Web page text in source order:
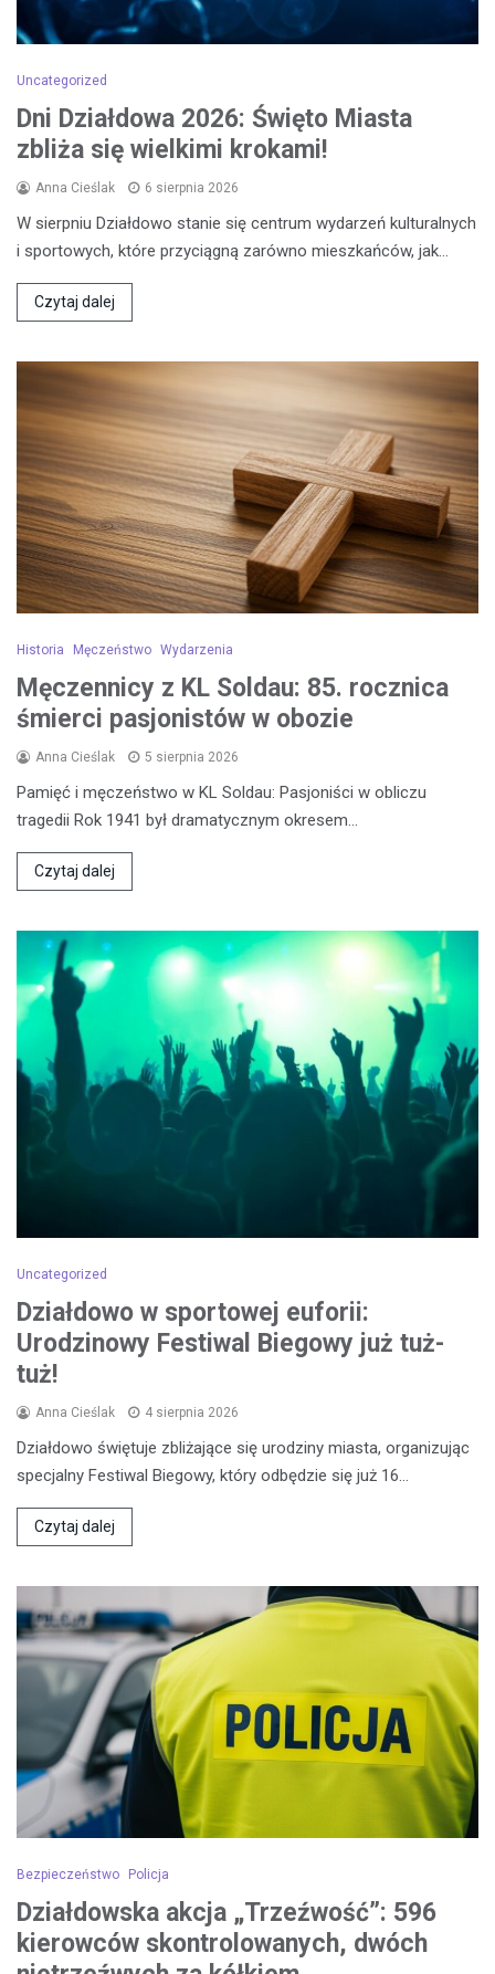
Uncategorized
Dni Działdowa 2026: Święto Miasta
zbliża się wielkimi krokami!
Anna Cieślak 6 sierpnia 2026
W sierpniu Działdowo stanie się centrum wydarzeń kulturalnych
i sportowych, które przyciągną zarówno mieszkańców, jak…
Czytaj dalej
Historia Męczeństwo Wydarzenia
Męczennicy z KL Soldau: 85. rocznica
śmierci pasjonistów w obozie
Anna Cieślak 5 sierpnia 2026
Pamięć i męczeństwo w KL Soldau: Pasjoniści w obliczu
tragedii Rok 1941 był dramatycznym okresem…
Czytaj dalej
Uncategorized
Działdowo w sportowej euforii:
Urodzinowy Festiwal Biegowy już tuż-
tuż!
Anna Cieślak 4 sierpnia 2026
Działdowo świętuje zbliżające się urodziny miasta, organizując
specjalny Festiwal Biegowy, który odbędzie się już 16…
Czytaj dalej
Bezpieczeństwo Policja
Działdowska akcja „Trzeźwość”: 596
kierowców skontrolowanych, dwóch